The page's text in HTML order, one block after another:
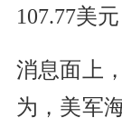
107.77美
消息面上
为，美军